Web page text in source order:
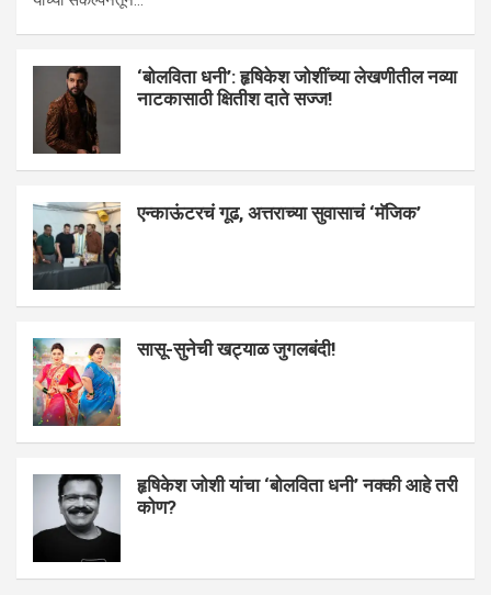
‘बोलविता धनी’: हृषिकेश जोशींच्या लेखणीतील नव्या
नाटकासाठी क्षितीश दाते सज्ज!
एन्काऊंटरचं गूढ, अत्तराच्या सुवासाचं ‘मॅजिक’
सासू-सुनेची खट्याळ जुगलबंदी!
हृषिकेश जोशी यांचा ‘बोलविता धनी’ नक्की आहे तरी
कोण?